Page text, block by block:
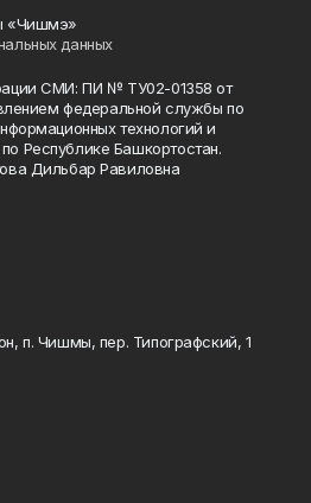
«Чишмэ»
данных
СМИ: ПИ № ТУ02-01358 от
федеральной службы по
технологий и
Республике Башкортостан.
Дильбар Равиловна
п. Чишмы, пер. Типографский, 1